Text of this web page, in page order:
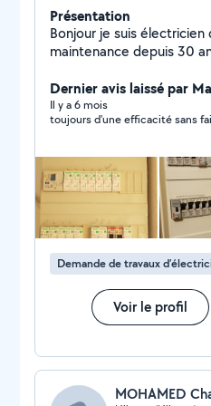
Présentation
Bonjour je suis
maintenance depuis 30
meubles nettoyage
électroménager soudure
meuble ou electromenager garde d'animaux à chez le
meuble et
Dernier avis laissé par
Il y a 6 mois
toujours d'une efficacité sans
Demande de travaux
Voir le profil
MOHAMED